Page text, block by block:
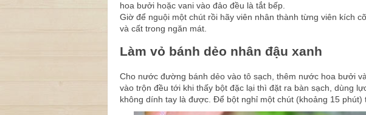
hoa bưởi hoặc vani vào đảo đều là tắt bếp.
Giờ để nguội một chút rồi hãy viên nhân thành từng viên kích
và cất trong ngăn mát.
Làm vỏ bánh dẻo nhân đậu xanh
Cho nước đường bánh dẻo vào tô sạch, thêm nước hoa bưởi
vào trộn đều tới khi thấy bột đặc lại thì đặt ra bàn sạch, dùng
không dính tay là được. Để bột nghỉ một chút (khoảng 15 phút)